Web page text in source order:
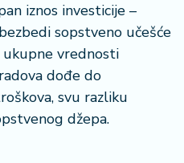
iznos investicije –
sopstveno učešće
vrednosti
dođe do
svu razliku
džepa.